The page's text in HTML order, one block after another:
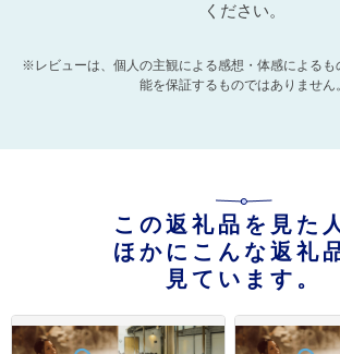
ください。
※レビューは、個人の主観による感想・体感によるも
能を保証するものではありません。
この返礼品を見た
ほかにこんな返礼
見ています。